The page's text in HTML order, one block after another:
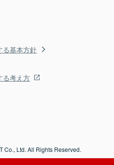
る基本方針
る考え方
Co., Ltd. All Rights Reserved.